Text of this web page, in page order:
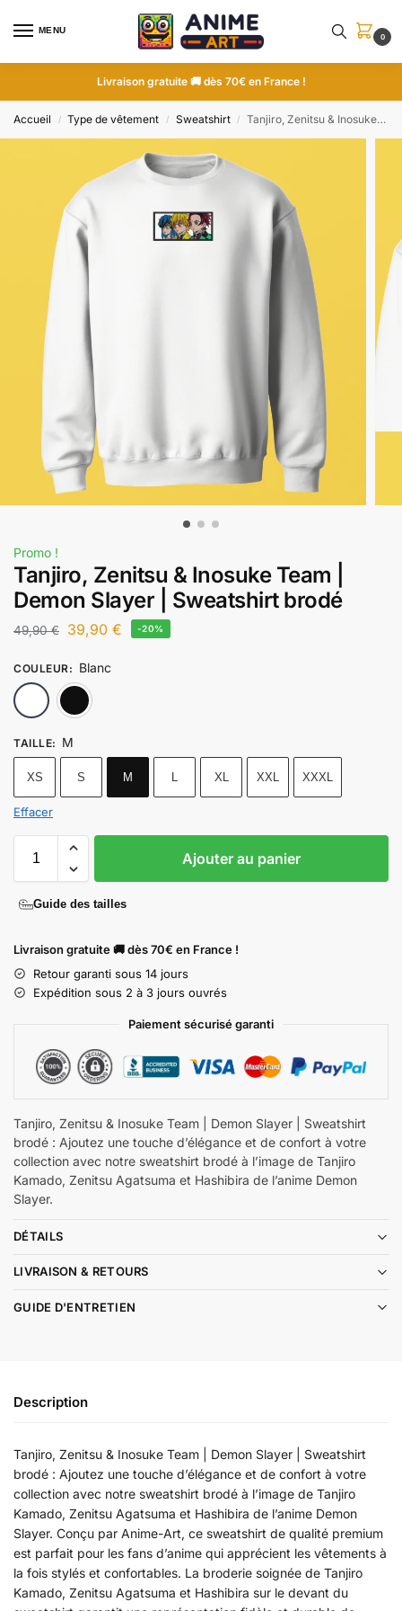
MENU
0
Livraison gratuite 🚚 dès 70€ en France !
Accueil / Type de vêtement / Sweatshirt / Tanjiro, Zenitsu & Inosuke Team | Demon Slayer | Sweatshirt brodé
Promo !
Tanjiro, Zenitsu & Inosuke Team |
Demon Slayer | Sweatshirt brodé
49,90€ 39,90 € -20%
COULEUR: Blanc
TAILLE: M
XS S M L XL XXL XXXL
Effacer
Ajouter au panier
Guide des tailles
Livraison gratuite 🚚 dès 70€ en France !
Retour garanti sous 14 jours
Expédition sous 2 à 3 jours ouvrés
Paiement sécurisé garanti
Tanjiro, Zenitsu & Inosuke Team | Demon Slayer | Sweatshirt
brodé : Ajoutez une touche d’élégance et de confort à votre
collection avec notre sweatshirt brodé à l’image de Tanjiro
Kamado, Zenitsu Agatsuma et Hashibira de l’anime Demon
Slayer.
DÉTAILS
LIVRAISON & RETOURS
GUIDE D'ENTRETIEN
Description
Tanjiro, Zenitsu & Inosuke Team | Demon Slayer | Sweatshirt
brodé : Ajoutez une touche d’élégance et de confort à votre
collection avec notre sweatshirt brodé à l’image de Tanjiro
Kamado, Zenitsu Agatsuma et Hashibira de l’anime Demon
Slayer. Conçu par Anime-Art, ce sweatshirt de qualité premium
est parfait pour les fans d’anime qui apprécient les vêtements à
la fois stylés et confortables. La broderie soignée de Tanjiro
Kamado, Zenitsu Agatsuma et Hashibira sur le devant du